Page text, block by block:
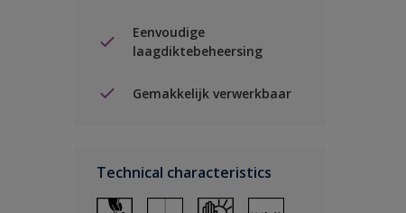
Eenvoudige
laagdiktebeheersing
Gemakkelijk verwerkbaar
Technical characteristics